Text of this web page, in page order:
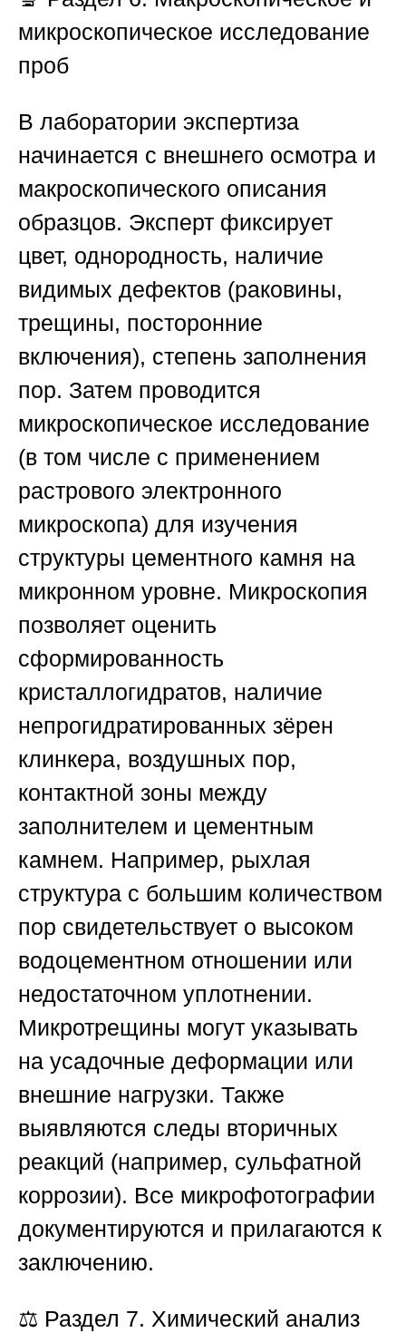
микроскопическое исследование
проб
В лаборатории экспертиза
начинается с внешнего осмотра и
макроскопического описания
образцов. Эксперт фиксирует
цвет, однородность, наличие
видимых дефектов (раковины,
трещины, посторонние
включения), степень заполнения
пор. Затем проводится
микроскопическое исследование
(в том числе с применением
растрового электронного
микроскопа) для изучения
структуры цементного камня на
микронном уровне. Микроскопия
позволяет оценить
сформированность
кристаллогидратов, наличие
непрогидратированных зёрен
клинкера, воздушных пор,
контактной зоны между
заполнителем и цементным
камнем. Например, рыхлая
структура с большим количеством
пор свидетельствует о высоком
водоцементном отношении или
недостаточном уплотнении.
Микротрещины могут указывать
на усадочные деформации или
внешние нагрузки. Также
выявляются следы вторичных
реакций (например, сульфатной
коррозии). Все микрофотографии
документируются и прилагаются к
заключению.
⚖️ Раздел 7. Химический анализ